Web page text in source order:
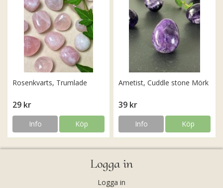
Rosenkvarts, Trumlade
29 kr
Info Köp
Ametist, Cuddle stone Mörk
39 kr
Info Köp
Logga in
Logga in